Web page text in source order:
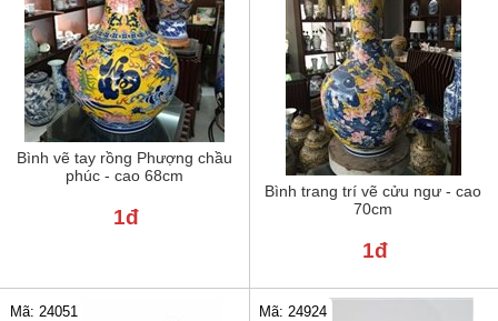
Bình vẽ tay rồng Phượng chầu
phúc - cao 68cm
1đ
Bình trang trí vẽ cửu ngư - cao
70cm
1đ
Mã: 24051 Mã: 24924